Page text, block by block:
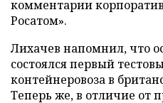
комментарии
Росатом».
Лихачев напомнил, что
состоялся первый
контейнеровоза в
Теперь же, в отличие от